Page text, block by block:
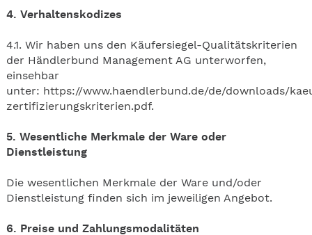
4. Verhaltenskodizes
4.1. Wir haben uns den Käufersiegel-Qualitätskriterien
der Händlerbund Management AG unterworfen,
einsehbar
unter: https://www.haendlerbund.de/de/downloads/
zertifizierungskriterien.pdf.
5. Wesentliche Merkmale der Ware oder
Dienstleistung
Die wesentlichen Merkmale der Ware und/oder
Dienstleistung finden sich im jeweiligen Angebot.
6. Preise und Zahlungsmodalitäten